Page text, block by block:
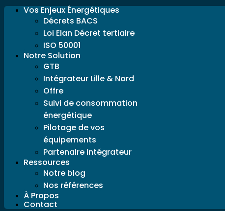
Vos Enjeux Énergétiques
Décrets BACS
Loi Elan Décret tertiaire
ISO 50001
Notre Solution
GTB
Intégrateur Lille & Nord
Offre
Suivi de consommation
énergétique
Pilotage de vos
équipements
Partenaire intégrateur
Ressources
Notre blog
Nos références
À Propos
Contact